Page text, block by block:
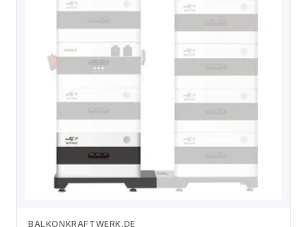
BALKONKRAFTWERK.DE